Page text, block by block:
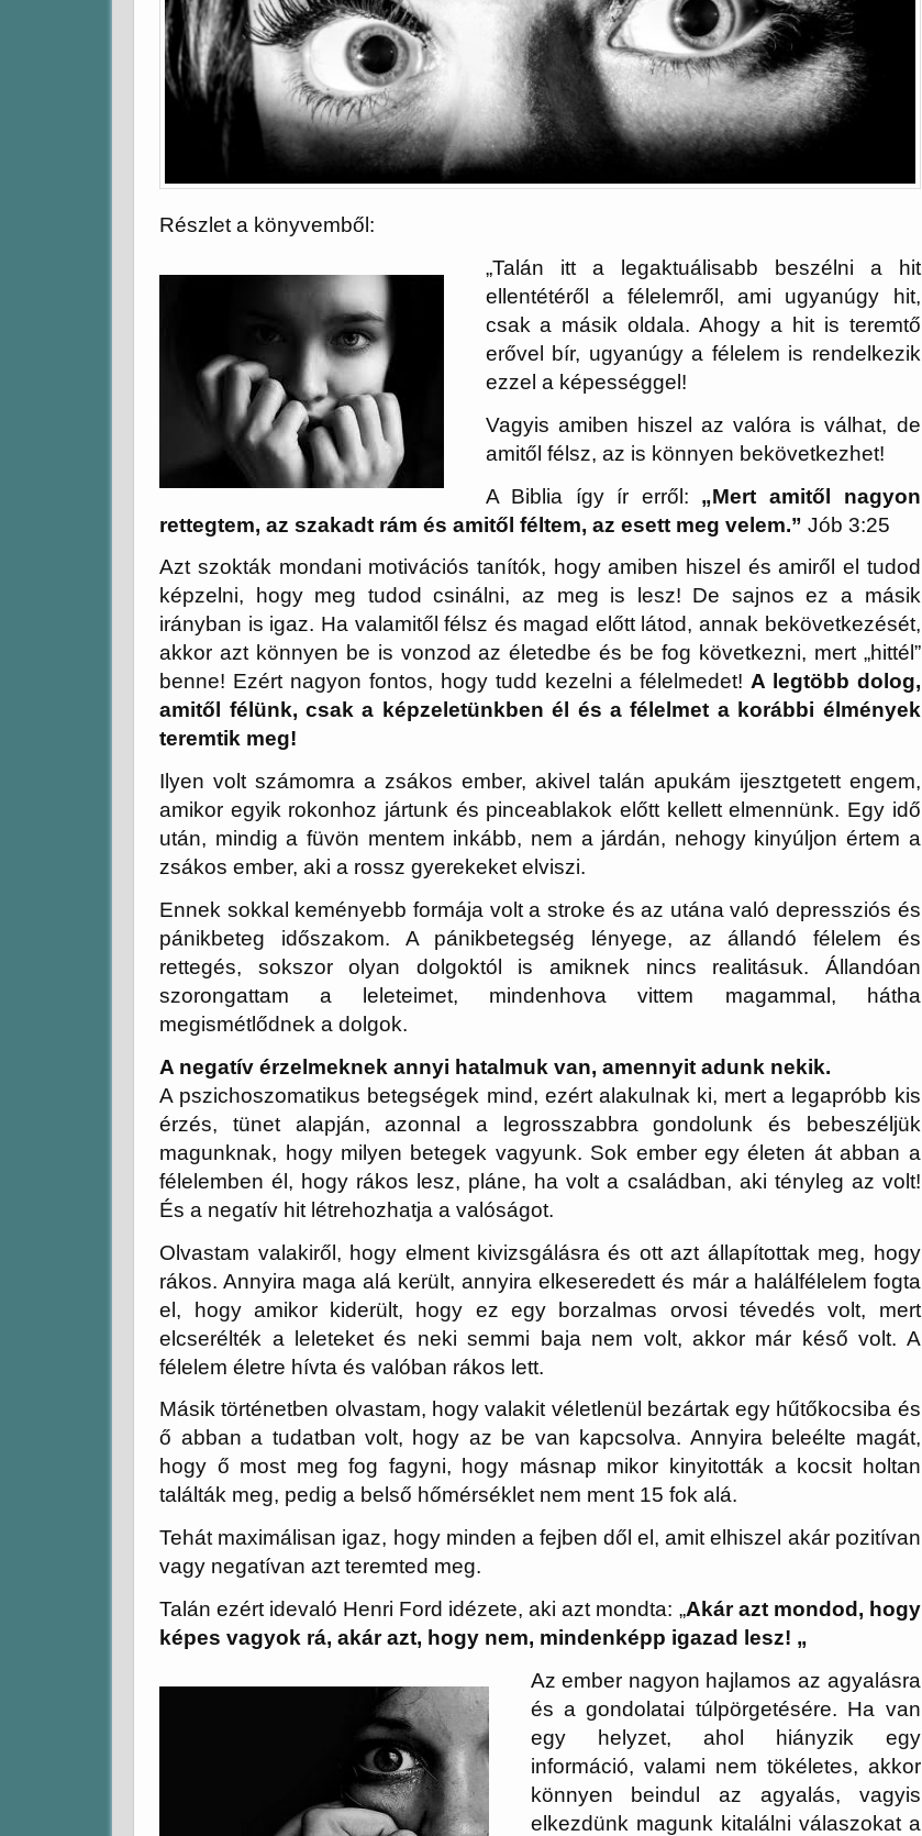
Részlet a könyvemből:
„Talán itt a legaktuálisabb beszélni a hit
ellentétéről a félelemről, ami ugyanúgy hit,
csak a másik oldala. Ahogy a hit is teremtő
erővel bír, ugyanúgy a félelem is rendelkezik
ezzel a képességgel!
Vagyis amiben hiszel az valóra is válhat, de
amitől félsz, az is könnyen bekövetkezhet!
A Biblia így ír erről: „Mert amitől nagyon
rettegtem, az szakadt rám és amitől féltem, az esett meg velem.” Jób 3:25
Azt szokták mondani motivációs tanítók, hogy amiben hiszel és amiről el tudod
képzelni, hogy meg tudod csinálni, az meg is lesz! De sajnos ez a másik
irányban is igaz. Ha valamitől félsz és magad előtt látod, annak bekövetkezését,
akkor azt könnyen be is vonzod az életedbe és be fog következni, mert „hittél”
benne! Ezért nagyon fontos, hogy tudd kezelni a félelmedet! A legtöbb dolog,
amitől félünk, csak a képzeletünkben él és a félelmet a korábbi élmények
teremtik meg!
Ilyen volt számomra a zsákos ember, akivel talán apukám ijesztgetett engem,
amikor egyik rokonhoz jártunk és pinceablakok előtt kellett elmennünk. Egy idő
után, mindig a füvön mentem inkább, nem a járdán, nehogy kinyúljon értem a
zsákos ember, aki a rossz gyerekeket elviszi.
Ennek sokkal keményebb formája volt a stroke és az utána való depressziós és
pánikbeteg időszakom. A pánikbetegség lényege, az állandó félelem és
rettegés, sokszor olyan dolgoktól is amiknek nincs realitásuk. Állandóan
szorongattam a leleteimet, mindenhova vittem magammal, hátha
megismétlődnek a dolgok.
A negatív érzelmeknek annyi hatalmuk van, amennyit adunk nekik.
A pszichoszomatikus betegségek mind, ezért alakulnak ki, mert a legapróbb kis
érzés, tünet alapján, azonnal a legrosszabbra gondolunk és bebeszéljük
magunknak, hogy milyen betegek vagyunk. Sok ember egy életen át abban a
félelemben él, hogy rákos lesz, pláne, ha volt a családban, aki tényleg az volt!
És a negatív hit létrehozhatja a valóságot.
Olvastam valakiről, hogy elment kivizsgálásra és ott azt állapítottak meg, hogy
rákos. Annyira maga alá került, annyira elkeseredett és már a halálfélelem fogta
el, hogy amikor kiderült, hogy ez egy borzalmas orvosi tévedés volt, mert
elcserélték a leleteket és neki semmi baja nem volt, akkor már késő volt. A
félelem életre hívta és valóban rákos lett.
Másik történetben olvastam, hogy valakit véletlenül bezártak egy hűtőkocsiba és
ő abban a tudatban volt, hogy az be van kapcsolva. Annyira beleélte magát,
hogy ő most meg fog fagyni, hogy másnap mikor kinyitották a kocsit holtan
találták meg, pedig a belső hőmérséklet nem ment 15 fok alá.
Tehát maximálisan igaz, hogy minden a fejben dől el, amit elhiszel akár pozitívan
vagy negatívan azt teremted meg.
Talán ezért idevaló Henri Ford idézete, aki azt mondta: „Akár azt mondod, hogy
képes vagyok rá, akár azt, hogy nem, mindenképp igazad lesz! „
Az ember nagyon hajlamos az agyalásra
és a gondolatai túlpörgetésére. Ha van
egy helyzet, ahol hiányzik egy
információ, valami nem tökéletes, akkor
könnyen beindul az agyalás, vagyis
elkezdünk magunk kitalálni válaszokat a